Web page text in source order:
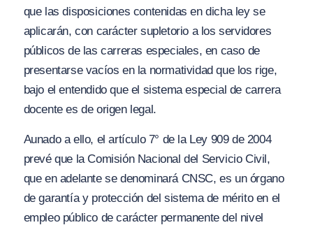
que las disposiciones contenidas en dicha ley se
aplicarán, con carácter supletorio a los servidores
públicos de las carreras especiales, en caso de
presentarse vacíos en la normatividad que los rige,
bajo el entendido que el sistema especial de carrera
docente es de origen legal.
Aunado a ello, el artículo 7° de la Ley 909 de 2004
prevé que la Comisión Nacional del Servicio Civil,
que en adelante se denominará CNSC, es un órgano
de garantía y protección del sistema de mérito en el
empleo público de carácter permanente del nivel